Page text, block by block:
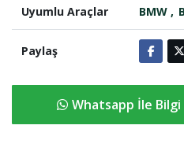
Uyumlu Araçlar BMW
Paylaş
Whatsapp İle Bilgi